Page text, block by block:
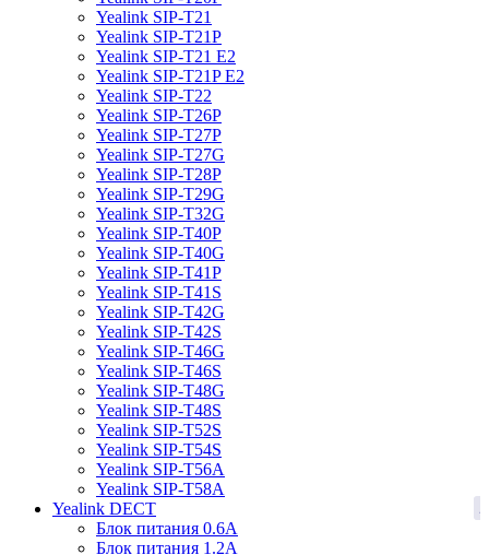
Yealink SIP-T21
Yealink SIP-T21P
Yealink SIP-T21 E2
Yealink SIP-T21P E2
Yealink SIP-T22
Yealink SIP-T26P
Yealink SIP-T27P
Yealink SIP-T27G
Yealink SIP-T28P
Yealink SIP-T29G
Yealink SIP-T32G
Yealink SIP-T40P
Yealink SIP-T40G
Yealink SIP-T41P
Yealink SIP-T41S
Yealink SIP-T42G
Yealink SIP-T42S
Yealink SIP-T46G
Yealink SIP-T46S
Yealink SIP-T48G
Yealink SIP-T48S
Yealink SIP-T52S
Yealink SIP-T54S
Yealink SIP-T56A
Yealink SIP-T58A
Yealink DECT
Блок питания 0.6A
Блок питания 1.2A